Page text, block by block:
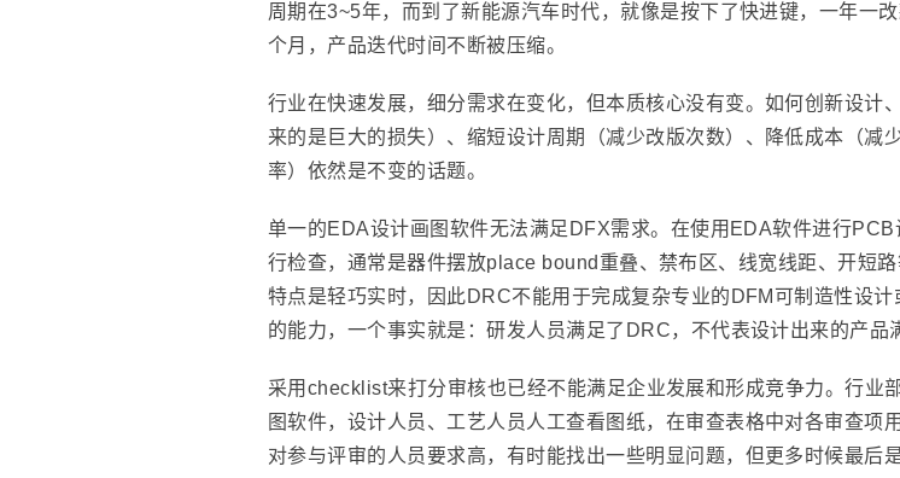
周期在3~5年，而到了新能源汽车时代，就像是按下了快进键，一年一
个月，产品迭代时间不断被压缩。
行业在快速发展，细分需求在变化，但本质核心没有变。如何创新设计
来的是巨大的损失）、缩短设计周期（减少改版次数）、降低成本（减
率）依然是不变的话题。
单一的EDA设计画图软件无法满足DFX需求。在使用EDA软件进行
行检查，通常是器件摆放place bound重叠、禁布区、线宽线距、开短
特点是轻巧实时，因此DRC不能用于完成复杂专业的DFM可制造性设
的能力，一个事实就是：研发人员满足了DRC，不代表设计出来的产品
采用checklist来打分审核也已经不能满足企业发展和形成竞争力。行业
图软件，设计人员、工艺人员人工查看图纸，在审查表格中对各审查项
对参与评审的人员要求高，有时能找出一些明显问题，但更多时候最后